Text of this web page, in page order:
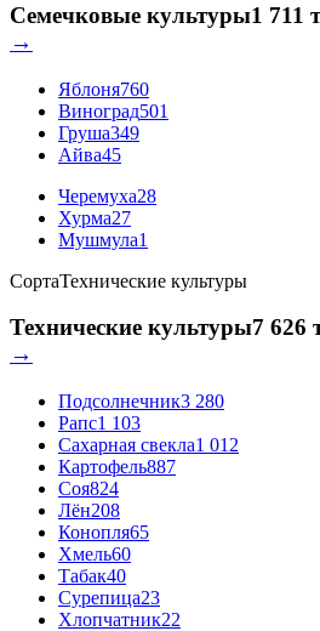
Семечковые культуры1 711
→
Яблоня760
Виноград501
Груша349
Айва45
Черемуха28
Хурма27
Мушмула1
СортаТехнические культуры
Технические культуры7 626
→
Подсолнечник3 280
Рапс1 103
Сахарная свекла1 012
Картофель887
Соя824
Лён208
Конопля65
Хмель60
Табак40
Сурепица23
Хлопчатник22